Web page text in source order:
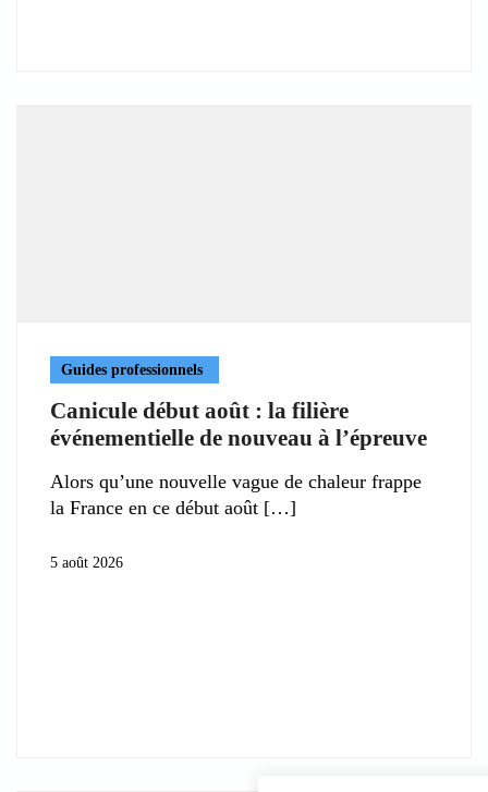
Guides professionnels
Canicule début août : la filière
événementielle de nouveau à l’épreuve
Alors qu’une nouvelle vague de chaleur frappe
la France en ce début août
5 août 2026